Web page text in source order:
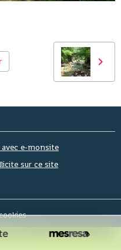
e-monsite
sur ce site